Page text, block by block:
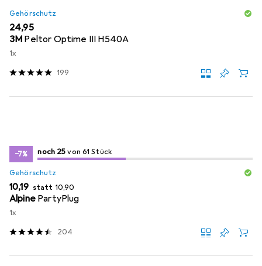
Gehörschutz
EUR
24,95
3M Peltor Optime III H540A
1x
199
−7% 25/ 61
25von 61 Stück
noch 25 von 61 Stück
Gehörschutz
EUR
10,19 statt EUR
10,90
Alpine PartyPlug
1x
204